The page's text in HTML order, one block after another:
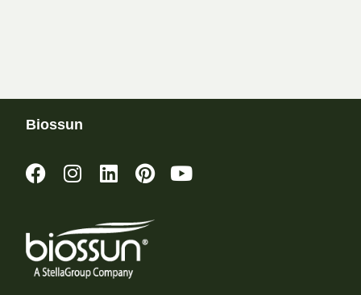
Biossun